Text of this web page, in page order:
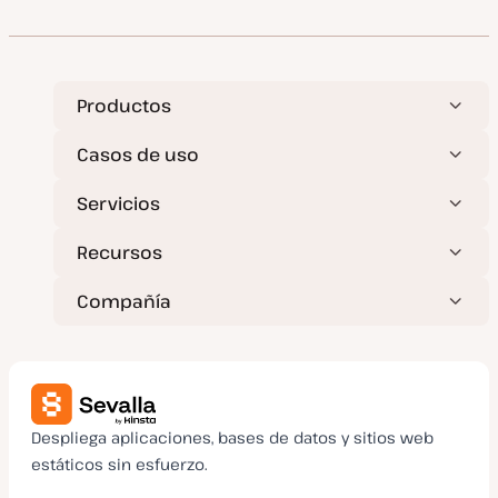
Productos
Casos de uso
Servicios
Recursos
Compañía
Despliega aplicaciones, bases de datos y sitios web
estáticos sin esfuerzo.